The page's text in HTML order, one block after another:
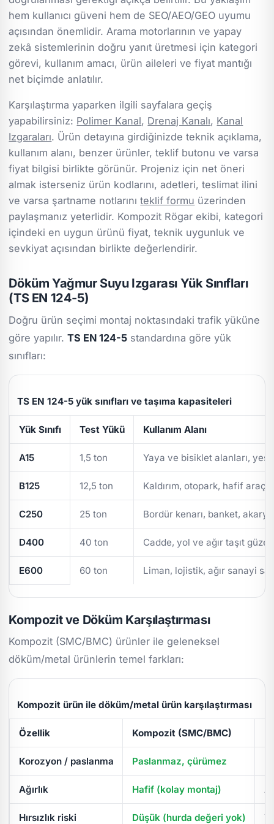
hem kullanıcı güveni hem de SEO/AEO/GEO uyumu
açısından önemlidir. Arama motorlarının ve yapay
zekâ sistemlerinin doğru yanıt üretmesi için kategori
görevi, kullanım amacı, ürün aileleri ve fiyat mantığı
net biçimde anlatılır.
Karşılaştırma yaparken ilgili sayfalara geçiş
yapabilirsiniz: Polimer Kanal, Drenaj Kanalı, Kanal
Izgaraları. Ürün detayına girdiğinizde teknik açıklama,
kullanım alanı, benzer ürünler, teklif butonu ve varsa
fiyat bilgisi birlikte görünür. Projeniz için net öneri
almak isterseniz ürün kodlarını, adetleri, teslimat ilini
ve varsa şartname notlarınıteklif formu üzerinden
paylaşmanız yeterlidir. Kompozit Rögar ekibi, kategori
içindeki en uygun ürünü fiyat, teknik uygunluk ve
sevkiyat açısından birlikte değerlendirir.
Döküm Yağmur Suyu Izgarası Yük Sınıfları
(TS EN 124-5)
Doğru ürün seçimi montaj noktasındaki trafik yüküne
göre yapılır.TS EN 124-5 standardına göre yük
sınıfları:
TS EN 124-5 yük sınıfları ve taşıma kapasiteleri
Yük Sınıfı Test Yükü Kullanım Alanı
A15 1,5 ton Yaya ve bisiklet alanları,
B125 12,5 ton Kaldırım, otopark, hafif araç
C250 25 ton Bordür kenarı, banket,
D400 40 ton Cadde, yol ve ağır taşıt
E600 60 ton Liman, lojistik, ağır sanayi
Kompozit ve Döküm Karşılaştırması
Kompozit (SMC/BMC) ürünler ile geleneksel
döküm/metal ürünlerin temel farkları:
Kompozit ürün ile döküm/metal ürün karşılaştırması
Özellik Kompozit (SMC/BMC)
Korozyon / paslanma Paslanmaz, çürümez
Ağırlık Hafif (kolay montaj)
Hırsızlık riski Düşük (hurda değeri yok)